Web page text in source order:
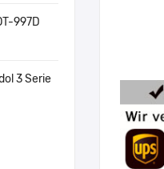
997D
3 Serie